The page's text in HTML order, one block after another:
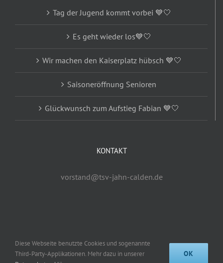
Tag der Jugend kommt vorbei 💙🤍
Es geht wieder los💙🤍
Wir machen den Kaiserplatz hübsch 💙🤍
Saisoneröffnung Senioren
Glückwunsch zum Aufstieg Fabian 💙🤍
KONTAKT
vorstand@tsv-jahn-calden.de
© Copyright 2019 -2026 | TSV Jahn Calden e.V. | Alle Rechte
Diese Webseite benutzte Cookies und sogenannte
Third-Party-Applikationen. Mehr dazu in unserer
OK